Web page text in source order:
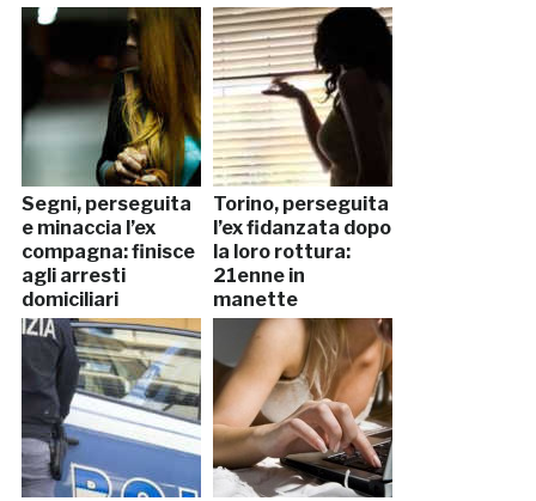
Segni, perseguita
e minaccia l’ex
compagna: finisce
agli arresti
domiciliari
Torino, perseguita
l’ex fidanzata dopo
la loro rottura:
21enne in
manette